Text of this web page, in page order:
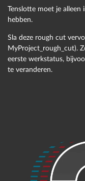
Voor het importeren
Sleep gewoon
gebruiken naar
Tenslotte moet je
hebben.
Sla deze rough cut
MyProject_rough_cut).
eerste werkstatus,
te veranderen.